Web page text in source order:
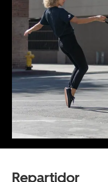
Repartidor